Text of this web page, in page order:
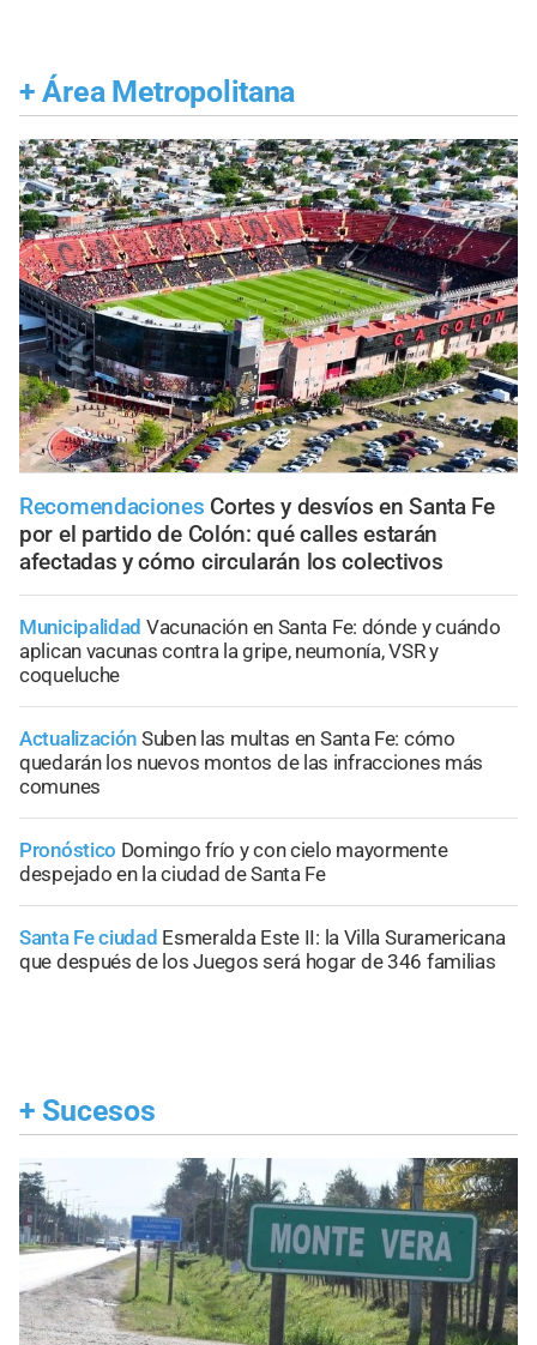
+ Área Metropolitana
Recomendaciones Cortes y desvíos en Santa Fe
por el partido de Colón: qué calles estarán
afectadas y cómo circularán los colectivos
Municipalidad Vacunación en Santa Fe: dónde y cuándo
aplican vacunas contra la gripe, neumonía, VSR y
coqueluche
Actualización Suben las multas en Santa Fe: cómo
quedarán los nuevos montos de las infracciones más
comunes
Pronóstico Domingo frío y con cielo mayormente
despejado en la ciudad de Santa Fe
Santa Fe ciudad Esmeralda Este II: la Villa Suramericana
que después de los Juegos será hogar de 346 familias
+ Sucesos